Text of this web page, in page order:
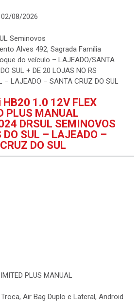
08/2026
Seminovos
Alves 492, Sagrada Família
do veículo – LAJEADO/SANTA
SUL + DE 20 LOJAS NO RS
– LAJEADO – SANTA CRUZ DO SUL
HB20 1.0 12V FLEX
PLUS MANUAL
DRSUL SEMINOVOS
DO SUL – LAJEADO –
DO SUL
PLUS MANUAL
Air Bag Duplo e Lateral, Android